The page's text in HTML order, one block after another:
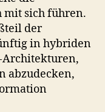
mit sich führen.
der
in hybriden
Architekturen,
abzudecken,